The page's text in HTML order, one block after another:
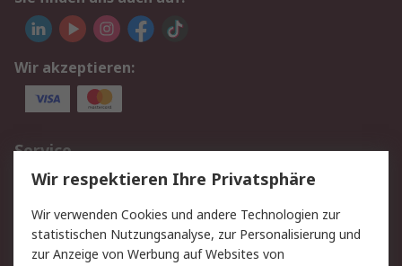
Wir akzeptieren:
Service
Value Added Services
Lieferlösungen
Rücksendungen
Kontakt
Hilfe
Wir respektieren Ihre Privatsphäre
Wir verwenden Cookies und andere Technologien zur
statistischen Nutzungsanalyse, zur Personalisierung und
zur Anzeige von Werbung auf Websites von